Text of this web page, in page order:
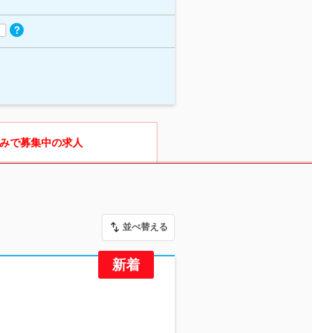
で募集中の求人
並べ替える